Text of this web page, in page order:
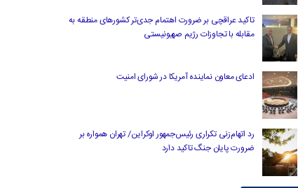
تاکید عراقچی بر ضرورت اهتمام جدی‌تر کشورهای منطقه به
مقابله با تجاوزات رژیم صهیونیستی
ادعای معاون نماینده آمریکا در شورای امنیت
رد اتهام‌زنی تکراری رئیس‌جمهور اوکراین/ تهران همواره بر
ضرورت پایان جنگ تاکید دارد